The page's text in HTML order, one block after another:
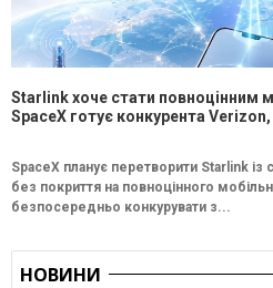
Starlink хоче стати повноцінним
SpaceX готує конкурента
SpaceX планує перетворити Starlink із
без покриття на повноцінного
безпосередньо конкурувати з...
НОВИНИ